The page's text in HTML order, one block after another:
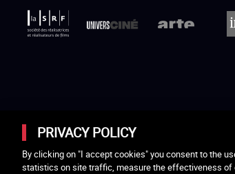
Cellules, Eric Brocherie, Les Produits
Teilen
PRIVACY POLICY
By clicking on "I accept cookies" you consent to the
statistics on site traffic, measure the effectiveness of